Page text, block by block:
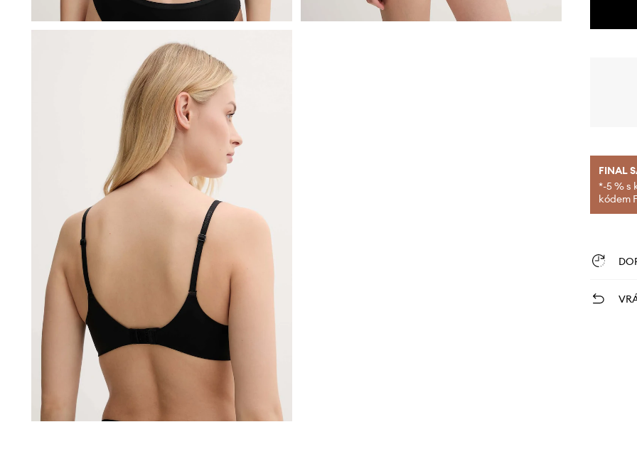
FINAL
*-5 % s
kódem